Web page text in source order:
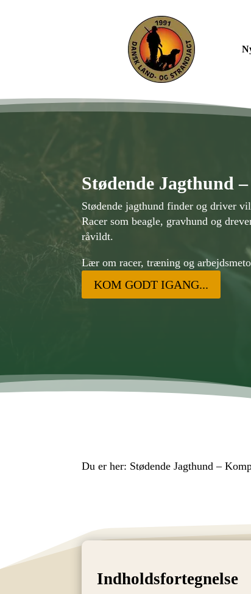
Stødende Jagthund
Stødende jagthund finder og driver
Racer som beagle, gravhund og
råvildt.
Lær om racer, træning og
KOM GODT IGANG...
Du er her: Stødende Jagthund –
Indholdsfortegnelse